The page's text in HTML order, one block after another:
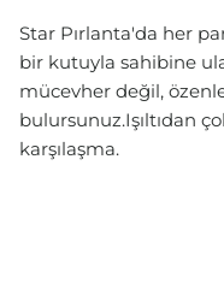
Star Pırlanta'da her
bir kutuyla sahibine
mücevher değil,
bulursunuz.Işıltıdan
karşılaşma.